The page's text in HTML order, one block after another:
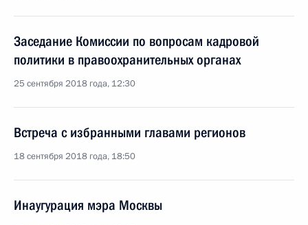
Заседание Комиссии по вопросам кадровой
политики в правоохранительных органах
25 сентября 2018 года, 12:30
Встреча с избранными главами регионов
18 сентября 2018 года, 18:50
Инаугурация мэра Москвы